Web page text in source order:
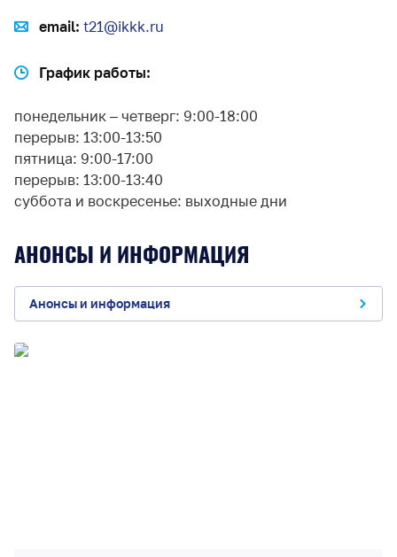
email: t21@ikkk.ru
График работы:
понедельник – четверг: 9:00-18:00
перерыв: 13:00-13:50
пятница: 9:00-17:00
перерыв: 13:00-13:40
суббота и воскресенье: выходные дни
АНОНСЫ И ИНФОРМАЦИЯ
Анонсы и информация